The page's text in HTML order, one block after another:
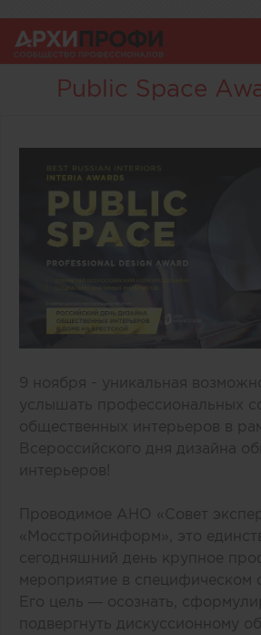
Public Space
9 ноября - уникальная
услышать профессиональных
общественных интерьеров в
Всероссийского дня дизайна
интерьеров!
Проводимое АНО «Совет
«Мосстройинформ», это
сегодняшний день крупное
мероприятие в специфическом
Его цель — осознать,
подвергнуть дискуссионному